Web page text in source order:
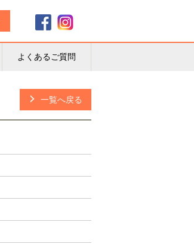
よくあるご質問
一覧へ戻る